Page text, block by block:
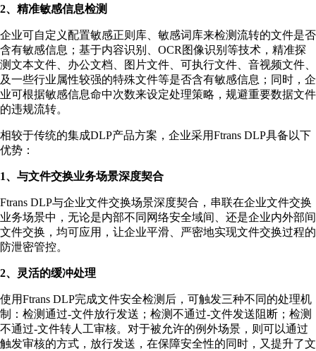
2、精准敏感信息检测
企业可自定义配置敏感正则库、敏感词库来检测流转的文件是否
含有敏感信息；基于内容识别、OCR图像识别等技术，精准探
测文本文件、办公文档、图片文件、可执行文件、音视频文件、
及一些行业属性较强的特殊文件等是否含有敏感信息；同时，企
业可根据敏感信息命中次数来设定处理策略，规避重要数据文件
的违规流转。
相较于传统的集成DLP产品方案，企业采用Ftrans DLP具备以下
优势：
1、与文件交换业务场景深度契合
Ftrans DLP与企业文件交换场景深度契合，串联在企业文件交换
业务场景中，无论是内部不同网络安全域间、还是企业内外部间
文件交换，均可应用，让企业平滑、严密地实现文件交换过程的
防泄密管控。
2、灵活的缓冲处理
使用Ftrans DLP完成文件安全检测后，可触发三种不同的处理机
制：检测通过-文件放行发送；检测不通过-文件发送阻断；检测
不通过-文件转人工审核。对于被允许的例外场景，则可以通过
触发审核的方式，放行发送，在保障安全性的同时，又提升了文